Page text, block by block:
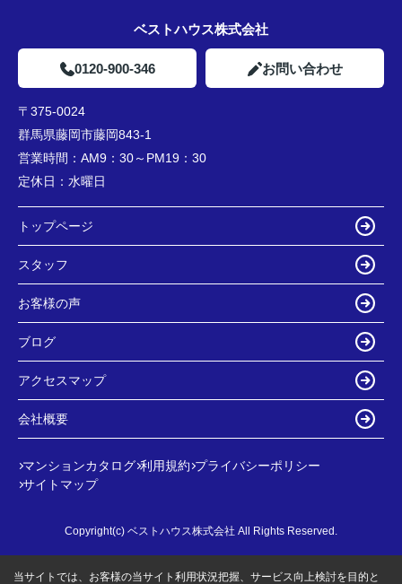
ベストハウス株式会社
0120-900-346 お問い合わせ
〒375-0024
群馬県藤岡市藤岡843-1
営業時間： AM9：30～PM19：30
定休日： 水曜日
トップページ
スタッフ
お客様の声
ブログ
アクセスマップ
会社概要
マンションカタログ 利用規約 プライバシーポリシー
サイトマップ
Copyright(c) ベストハウス株式会社 All Rights Reserved.
当サイトでは、お客様の当サイト利用状況把握、サービス向上検討を目的と